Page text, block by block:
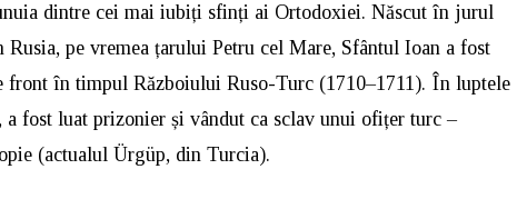
dintre cei mai iubiți sfinți ai Ortodoxiei. Născut în jurul
pe vremea țarului Petru cel Mare, Sfântul Ioan a fost
front în timpul Războiului Ruso-Turc (1710–1711). În luptele
a fost luat prizonier și vândut ca sclav unui ofițer turc –
(actualul Ürgüp, din Turcia).